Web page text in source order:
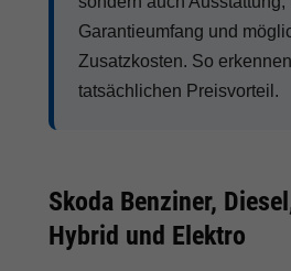
Garantieumfang und
Zusatzkosten. So
tatsächlichen Preisvorteil.
Skoda Benziner,
Hybrid und Elektro